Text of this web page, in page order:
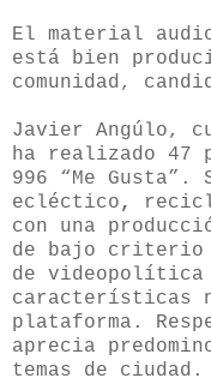
El material
está bien
comunidad,
Javier Angúlo,
ha realizado 47
996 “Me Gusta”.
ecléctico,
con una
de bajo criterio
de videopolítica
características
plataforma.
aprecia
temas de ciudad.